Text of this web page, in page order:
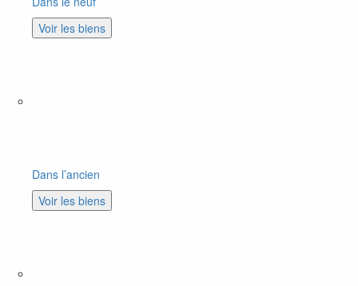
Voir les biens
Dans l’ancien
Voir les biens